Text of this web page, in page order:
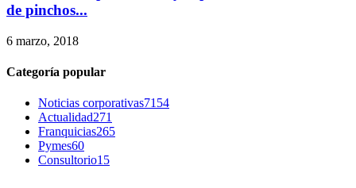
de pinchos...
6 marzo, 2018
Categoría popular
Noticias corporativas7154
Actualidad271
Franquicias265
Pymes60
Consultorio15